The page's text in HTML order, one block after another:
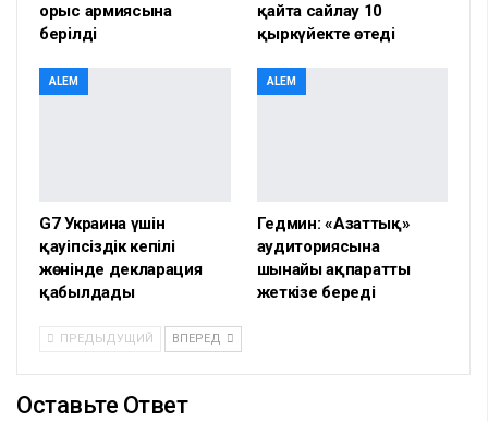
орыс армиясына
берілді
қайта сайлау 10
қыркүйекте өтеді
ALEM
G7 Украина үшін
қауіпсіздік кепілі
жөнінде декларация
қабылдады
ALEM
Гедмин: «Азаттық»
аудиториясына
шынайы ақпаратты
жеткізе береді
ПРЕДЫДУЩИЙ ВПЕРЕД
Оставьте Ответ